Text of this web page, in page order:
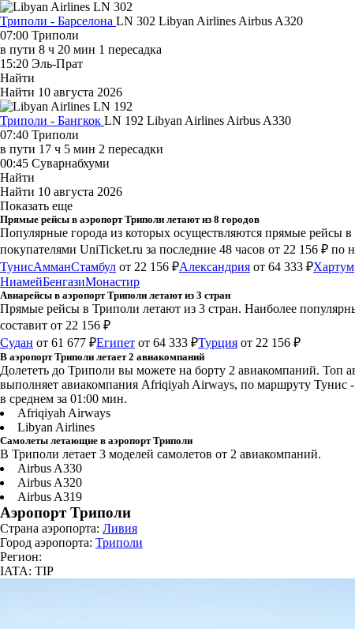
Триполи - Барселона LN 302 Libyan Airlines Airbus A320
07:00 Триполи
в пути 8 ч 20 мин 1 пересадка
15:20 Эль-Прат
Найти
Найти 10 августа 2026
Триполи - Бангкок LN 192 Libyan Airlines Airbus A330
07:40 Триполи
в пути 17 ч 5 мин 2 пересадки
00:45 Суварнабхуми
Найти
Найти 10 августа 2026
Показать еще
Прямые рейсы в аэропорт Триполи летают из 8 городов
Популярные города из которых осуществляются прямые
покупателями UniTicket.ru за последние 48 часов от 22 156 ₽ по
ТунисАмманСтамбул от 22 156 ₽Александрия от 64 333 ₽Хартум
НиамейБенгазиМонастир
Авиарейсы в аэропорт Триполи летают из 3 стран
Прямые рейсы в Триполи летают из 3 стран. Наиболее
составит от 22 156 ₽
Судан от 61 677 ₽Египет от 64 333 ₽Турция от 22 156 ₽
В аэропорт Триполи летает 2 авиакомпаний
Долететь до Триполи вы можете на борту 2 авиакомпаний.
выполняет авиакомпания Afriqiyah Airways, по маршруту Тунис
в среднем за 01:00 мин.
Afriqiyah Airways
Libyan Airlines
Самолеты летающие в аэропорт Триполи
В Триполи летает 3 моделей самолетов от 2 авиакомпаний.
Airbus A330
Airbus A320
Airbus A319
Аэропорт Триполи
Страна аэропорта: Ливия
Город аэропорта: Триполи
Регион:
IATA: TIP